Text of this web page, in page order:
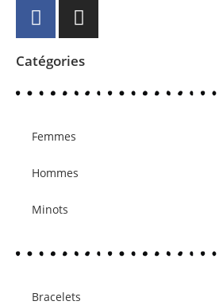
Catégories
Femmes
Hommes
Minots
Bracelets